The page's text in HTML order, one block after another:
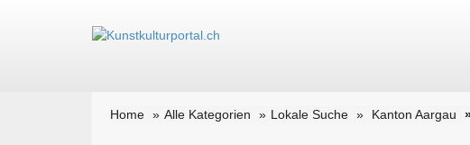
Home Alle Kategorien Lokale Suche Kanton Aargau